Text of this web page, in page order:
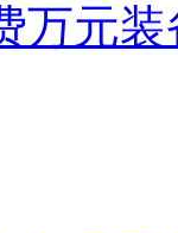
万元